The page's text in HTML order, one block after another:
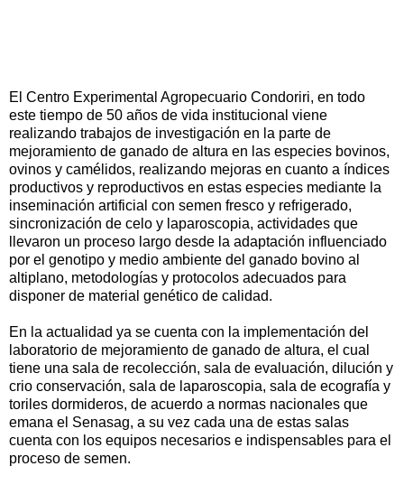
El Centro Experimental Agropecuario Condoriri, en todo
este tiempo de 50 años de vida institucional viene
realizando trabajos de investigación en la parte de
mejoramiento de ganado de altura en las especies bovinos,
ovinos y camélidos, realizando mejoras en cuanto a índices
productivos y reproductivos en estas especies mediante la
inseminación artificial con semen fresco y refrigerado,
sincronización de celo y laparoscopia, actividades que
llevaron un proceso largo desde la adaptación influenciado
por el genotipo y medio ambiente del ganado bovino al
altiplano, metodologías y protocolos adecuados para
disponer de material genético de calidad.
En la actualidad ya se cuenta con la implementación del
laboratorio de mejoramiento de ganado de altura, el cual
tiene una sala de recolección, sala de evaluación, dilución y
crio conservación, sala de laparoscopia, sala de ecografía y
toriles dormideros, de acuerdo a normas nacionales que
emana el Senasag, a su vez cada una de estas salas
cuenta con los equipos necesarios e indispensables para el
proceso de semen.